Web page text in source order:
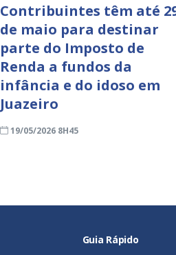
Contribuintes têm até
de maio para destinar
parte do Imposto de
Renda a fundos da
infância e do idoso em
Juazeiro
19/05/2026 8H45
Guia Rápido